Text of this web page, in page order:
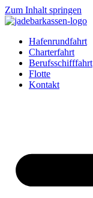
Zum Inhalt springen
Hafenrundfahrt
Charterfahrt
Berufsschifffahrt
Flotte
Kontakt